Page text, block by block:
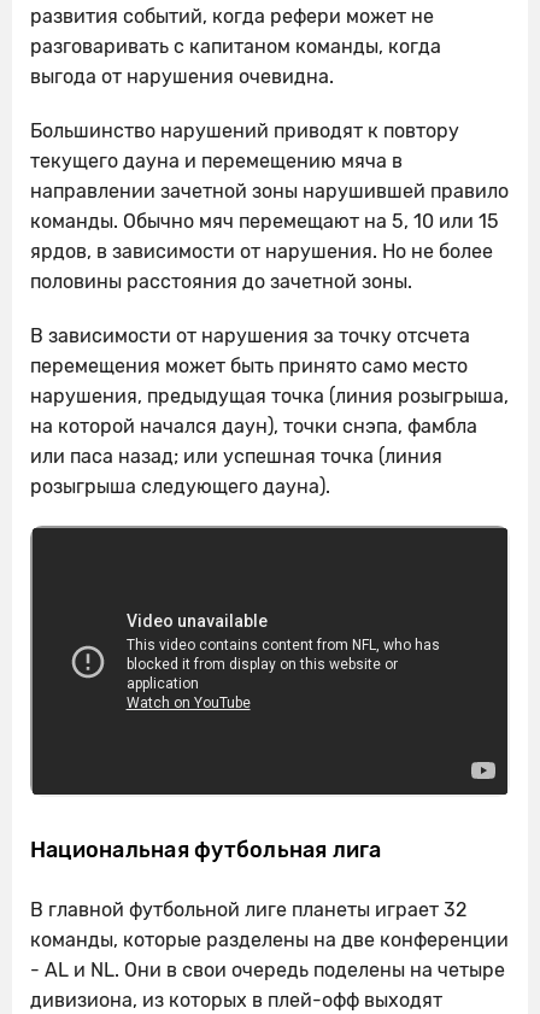
развития событий, когда рефери может не
разговаривать с капитаном команды, когда
выгода от нарушения очевидна.
Большинство нарушений приводят к повтору
текущего дауна и перемещению мяча в
направлении зачетной зоны нарушившей правило
команды. Обычно мяч перемещают на 5, 10 или 15
ярдов, в зависимости от нарушения. Но не более
половины расстояния до зачетной зоны.
В зависимости от нарушения за точку отсчета
перемещения может быть принято само место
нарушения, предыдущая точка (линия розыгрыша,
на которой начался даун), точки снэпа, фамбла
или паса назад; или успешная точка (линия
розыгрыша следующего дауна).
Национальная футбольная лига
В главной футбольной лиге планеты играет 32
команды, которые разделены на две конференции
- AL и NL. Они в свои очередь поделены на четыре
дивизиона, из которых в плей-офф выходят